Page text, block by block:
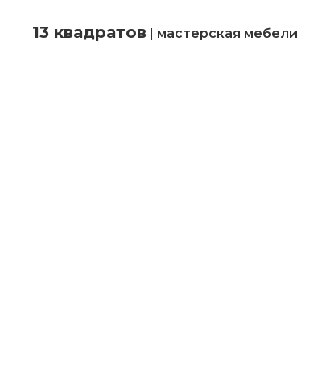
13 квадратов | мастерская мебели